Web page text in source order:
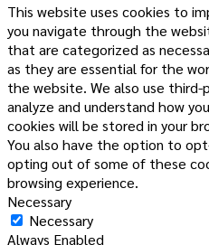
This website uses cookies to
you navigate through the
that are categorized as
as they are essential for the
the website. We also use
analyze and understand how
cookies will be stored in your
You also have the option to
opting out of some of these
browsing experience.
Necessary
Necessary
Always Enabled